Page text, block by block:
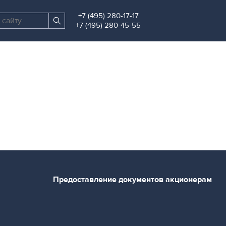
Поиск
по
Найти
+7 (495) 280-17-17
+7 (495) 280-45-55
Предоставление документов акционерам